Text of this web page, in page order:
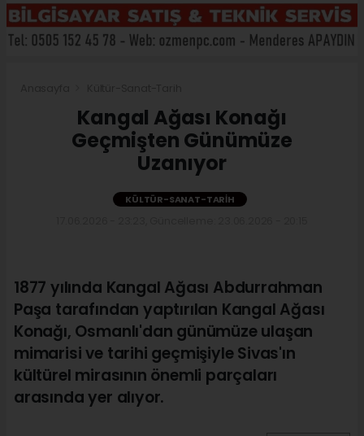
Kangal Ağası Konağı
Geçmişten Günümüze
Uzanıyor
KÜLTÜR-SANAT-TARIH
1877 yılında Kangal Ağası Abdurrahman
Paşa tarafından yaptırılan Kangal Ağası
Konağı, Osmanlı'dan günümüze ulaşan
mimarisi ve tarihi geçmişiyle Sivas'ın
kültürel mirasının önemli parçaları
arasında yer alıyor.